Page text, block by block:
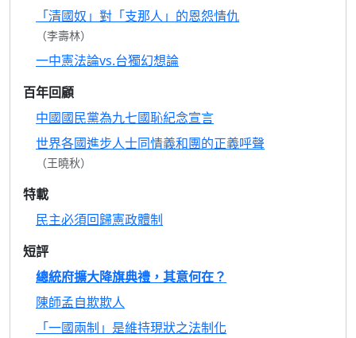
「清國奴」對「支那人」的恩怨情仇
（李壽林）
一中憲法論vs.台獨幻想論
百年回顧
中國國民黨為九七國恥紀念宣言
世界各國進步人士同情義和團的正義呼聲
（王曉秋）
特載
民主必須回歸憲政體制
短評
總統府擴大降旗典禮，其意何在？
陳師孟自欺欺人
「一國兩制」是維持現狀之法制化